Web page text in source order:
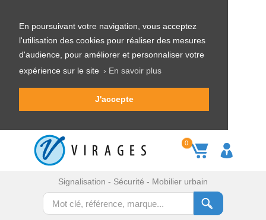
En poursuivant votre navigation, vous acceptez
l'utilisation des cookies pour réaliser des mesures
d'audience, pour améliorer et personnaliser votre
expérience sur le site › En savoir plus
J'accepte
0
Signalisation - Sécurité - Mobilier urbain